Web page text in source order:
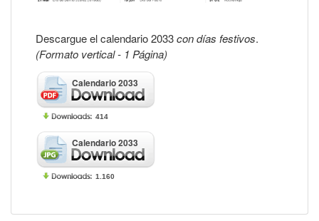
Descargue el calendario 2033con días festivos.
(Formato vertical - 1 Página)
Calendario 2033
414
Calendario 2033
1.160